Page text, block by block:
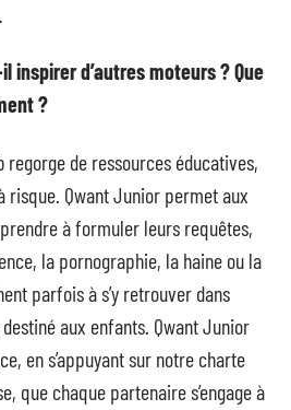
inspirer d’autres moteurs ? Que
?
regorge de ressources éducatives,
risque. Qwant Junior permet aux
à formuler leurs requêtes,
la pornographie, la haine ou la
parfois à s’y retrouver dans
aux enfants. Qwant Junior
en s’appuyant sur notre charte
que chaque partenaire s’engage à